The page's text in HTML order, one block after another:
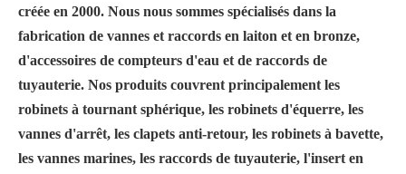
créée en 2000. Nous nous sommes spécialisés dans la
fabrication de vannes et raccords en laiton et en bronze,
d'accessoires de compteurs d'eau et de raccords de
tuyauterie. Nos produits couvrent principalement les
robinets à tournant sphérique, les robinets d'équerre, les
vannes d'arrêt, les clapets anti-retour, les robinets à bavette,
les vannes marines, les raccords de tuyauterie, l'insert en